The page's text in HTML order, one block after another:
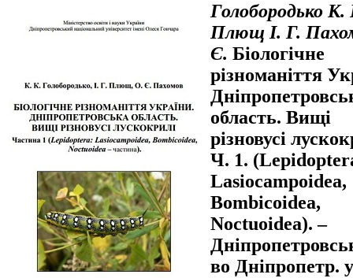
Голобородько К.
Плющ І. Г.
Є. Біологічне
різноманіття
область. Вищі
різновусі
Ч. 1.
Lasiocampoidea,
Bombicoidea,
Noctuoidea). –
во Дніпропетр.